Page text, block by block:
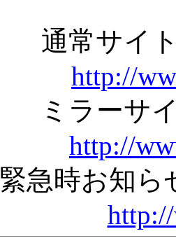
通常サイ
http://
ミラーサ
http://
緊急時お知ら